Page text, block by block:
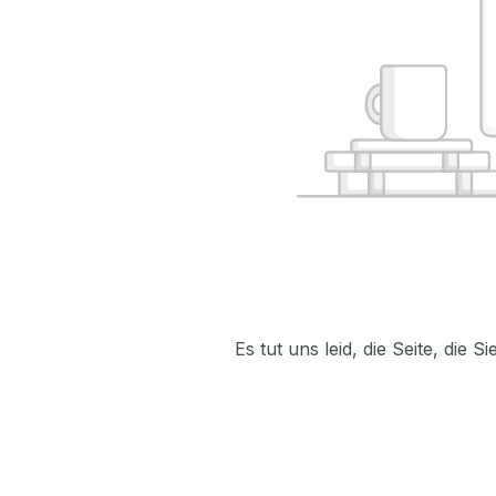
Es tut uns leid, die Seite, die